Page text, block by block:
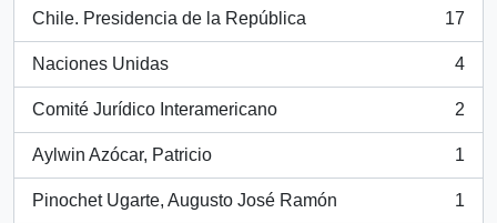
Chile. Presidencia de la República
, 17 resultados
17
Naciones Unidas
, 4 resultados
4
Comité Jurídico Interamericano
, 2 resultados
2
Aylwin Azócar, Patricio
, 1 resultados
1
Pinochet Ugarte, Augusto José Ramón
, 1 resultados
1